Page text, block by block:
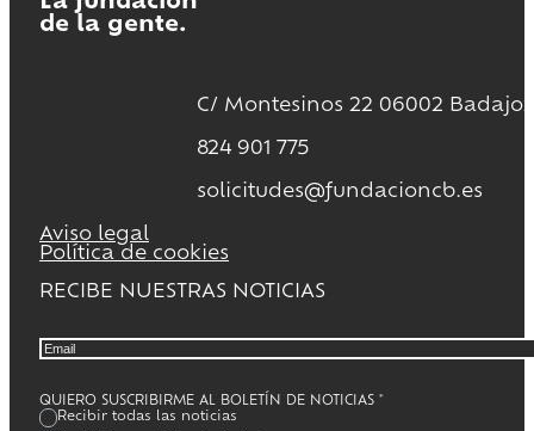
de la gente.
C/ Montesinos 22 06002 Badajoz
824 901 775
solicitudes@fundacioncb.es
Aviso legal
Política de cookies
RECIBE NUESTRAS NOTICIAS
QUIERO SUSCRIBIRME AL BOLETÍN DE NOTICIAS
Recibir todas las noticias